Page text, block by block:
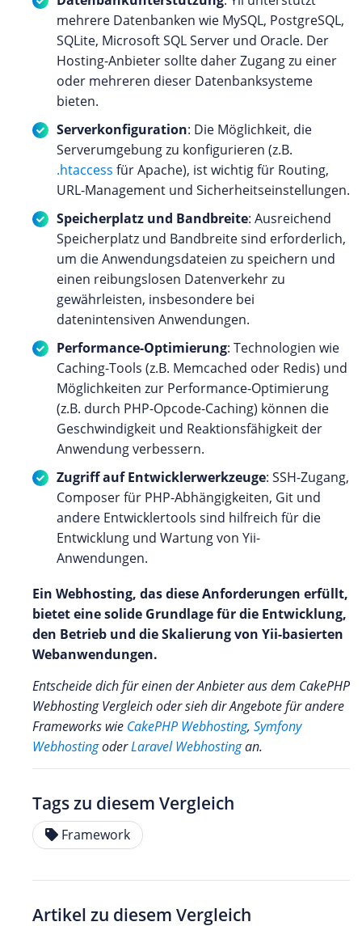
mehrere Datenbanken wie MySQL, PostgreSQL,
SQLite, Microsoft SQL Server und Oracle. Der
Hosting-Anbieter sollte daher Zugang zu einer
oder mehreren dieser Datenbanksysteme
bieten.
Serverkonfiguration: Die Möglichkeit, die
Serverumgebung zu konfigurieren (z.B.
.htaccess für Apache), ist wichtig für Routing,
URL-Management und Sicherheitseinstellungen.
Speicherplatz und Bandbreite: Ausreichend
Speicherplatz und Bandbreite sind erforderlich,
um die Anwendungsdateien zu speichern und
einen reibungslosen Datenverkehr zu
gewährleisten, insbesondere bei
datenintensiven Anwendungen.
Performance-Optimierung: Technologien wie
Caching-Tools (z.B. Memcached oder Redis) und
Möglichkeiten zur Performance-Optimierung
(z.B. durch PHP-Opcode-Caching) können die
Geschwindigkeit und Reaktionsfähigkeit der
Anwendung verbessern.
Zugriff auf Entwicklerwerkzeuge: SSH-Zugang,
Composer für PHP-Abhängigkeiten, Git und
andere Entwicklertools sind hilfreich für die
Entwicklung und Wartung von Yii-
Anwendungen.
Ein Webhosting, das diese Anforderungen erfüllt,
bietet eine solide Grundlage für die Entwicklung,
den Betrieb und die Skalierung von Yii-basierten
Webanwendungen.
Entscheide dich für einen der Anbieter aus dem CakePHP
Webhosting Vergleich oder sieh dir Angebote für andere
Frameworks wie CakePHP Webhosting, Symfony
WebhostingoderLaravel Webhostingan.
Tags zu diesem Vergleich
Framework
Artikel zu diesem Vergleich